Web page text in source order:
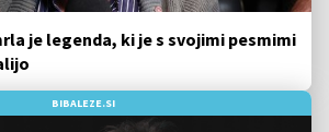
je legenda, ki je s svojimi pesmimi
BIBALEZE.SI